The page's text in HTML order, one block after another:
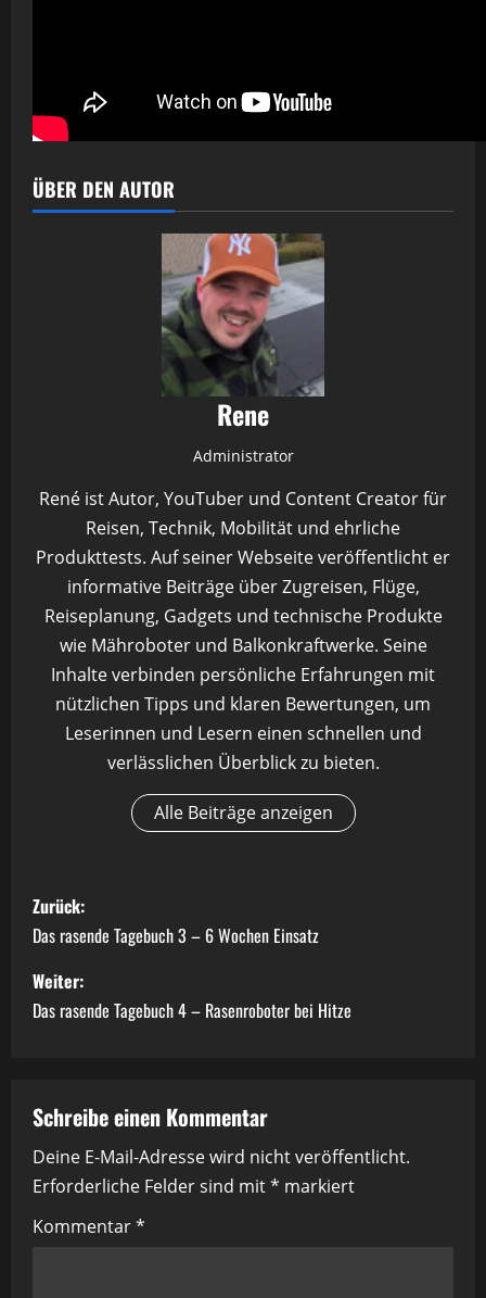
ÜBER DEN AUTOR
Rene
Administrator
René ist Autor, YouTuber und Content Creator für
Reisen, Technik, Mobilität und ehrliche
Produkttests. Auf seiner Webseite veröffentlicht er
informative Beiträge über Zugreisen, Flüge,
Reiseplanung, Gadgets und technische Produkte
wie Mähroboter und Balkonkraftwerke. Seine
Inhalte verbinden persönliche Erfahrungen mit
nützlichen Tipps und klaren Bewertungen, um
Leserinnen und Lesern einen schnellen und
verlässlichen Überblick zu bieten.
Alle Beiträge anzeigen
B
e
i
t
a
g
s
Zurück:
Das rasende Tagebuch 3 – 6 Wochen Einsatz
Weiter:
Das rasende Tagebuch 4 – Rasenroboter bei Hitze
Schreibe einen Kommentar
Deine E-Mail-Adresse wird nicht veröffentlicht.
Erforderliche Felder sind mit* markiert
Kommentar*